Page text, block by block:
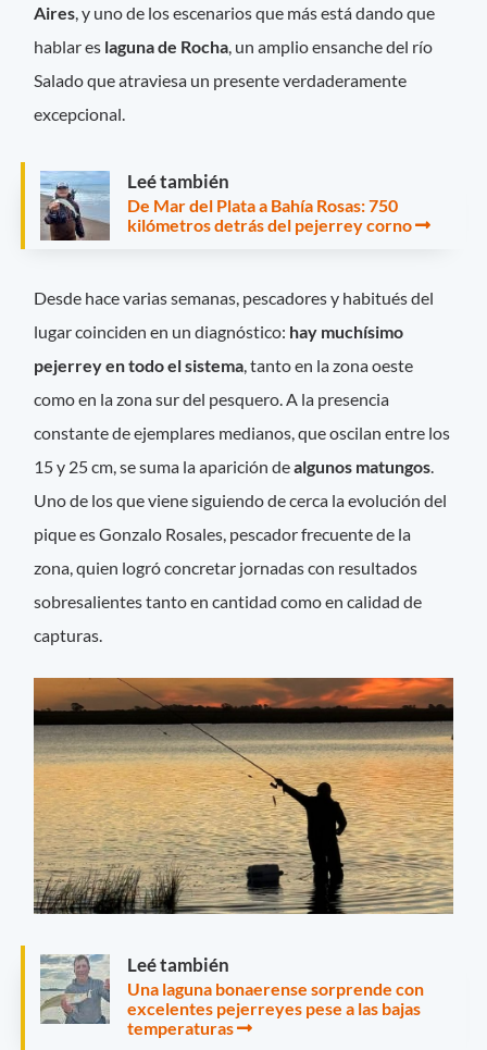
Aires , y uno de los escenarios que más está dando que
hablar es laguna de Rocha , un amplio ensanche del río
Salado que atraviesa un presente verdaderamente
excepcional.
Leé también
De Mar del Plata a Bahía Rosas: 750
kilómetros detrás del pejerrey corno
Desde hace varias semanas, pescadores y habitués del
lugar coinciden en un diagnóstico: hay muchísimo
pejerrey en todo el sistema, tanto en la zona oeste
como en la zona sur del pesquero. A la presencia
constante de ejemplares medianos, que oscilan entre los
15 y 25 cm, se suma la aparición dealgunos matungos.
Uno de los que viene siguiendo de cerca la evolución del
pique es Gonzalo Rosales, pescador frecuente de la
zona, quien logró concretar jornadas con resultados
sobresalientes tanto en cantidad como en calidad de
capturas.
Leé también
Una laguna bonaerense sorprende con
excelentes pejerreyes pese a las bajas
temperaturas